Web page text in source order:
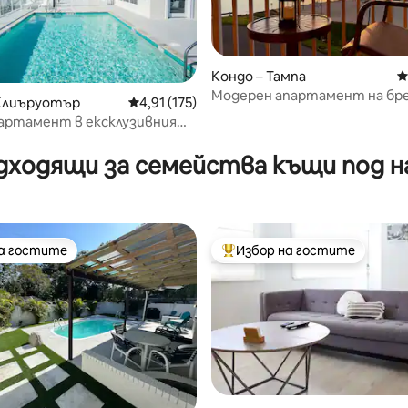
5, 238 отзива
Средна оценка: 4,91 от 5, 175 отзива
4,91 (175)
в ексклузивния
Кондо – Тампа
Модерен апартамент на
за семейства къщи под
гостите
гостите Най-популярен избор на
Избор на гостите